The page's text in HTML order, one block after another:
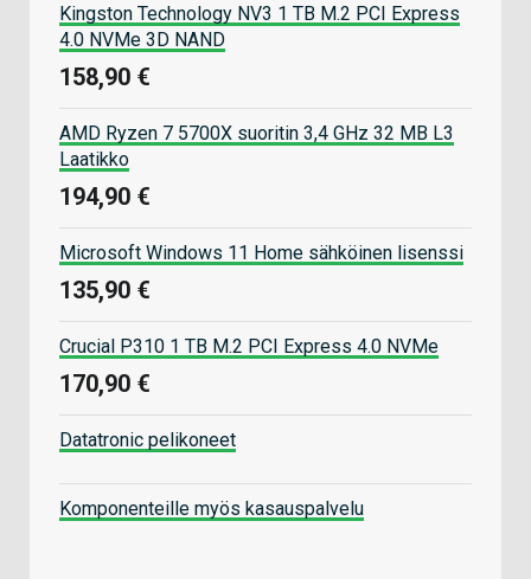
Kingston Technology NV3 1 TB M.2 PCI Express
4.0 NVMe 3D NAND
158,90 €
AMD Ryzen 7 5700X suoritin 3,4 GHz 32 MB L3
Laatikko
194,90 €
Microsoft Windows 11 Home sähköinen lisenssi
135,90 €
Crucial P310 1 TB M.2 PCI Express 4.0 NVMe
170,90 €
Datatronic pelikoneet
Komponenteille myös kasauspalvelu